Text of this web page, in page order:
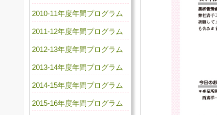
2010-11年度年間プログラム
2011-12年度年間プログラム
2012-13年度年間プログラム
2013-14年度年間プログラム
2014-15年度年間プログラム
2015-16年度年間プログラム